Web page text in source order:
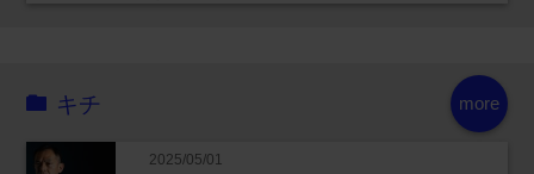
more
キチ
2025/05/01